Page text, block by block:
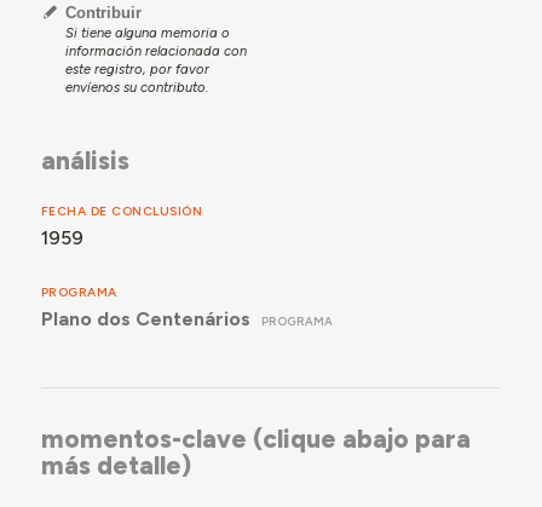
Contribuir
Si tiene alguna memoria o
información relacionada con
este registro, por favor
envíenos su contributo.
análisis
FECHA DE CONCLUSIÓN
1959
PROGRAMA
Plano dos Centenários PROGRAMA
momentos-clave (clique abajo para
más detalle)